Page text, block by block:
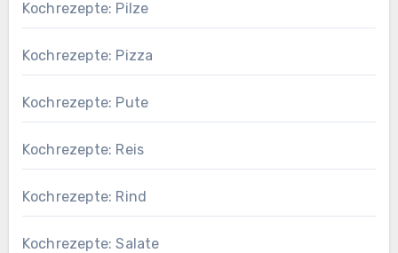
Kochrezepte: Pilze
Kochrezepte: Pizza
Kochrezepte: Pute
Kochrezepte: Reis
Kochrezepte: Rind
Kochrezepte: Salate